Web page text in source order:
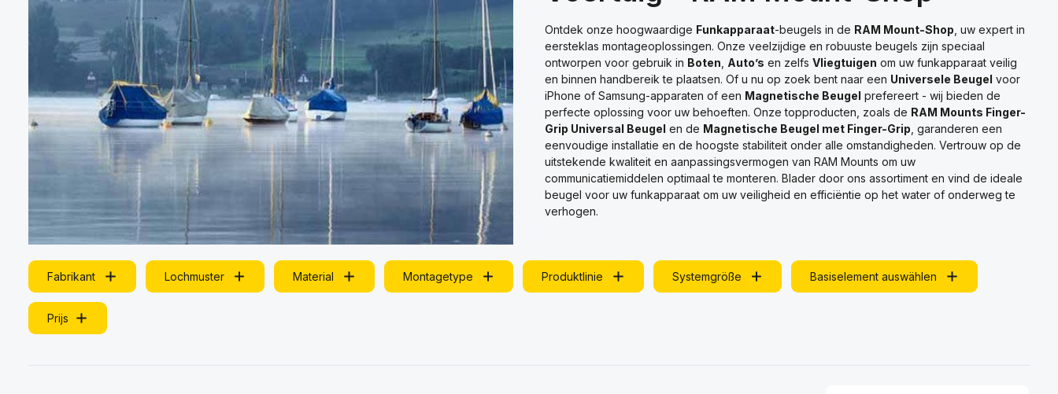
Ontdek onze hoogwaardige Funkapparaat-beugels in de RAM Mount-Shop , uw expert in
eersteklas montageoplossingen. Onze veelzijdige en robuuste beugels zijn speciaal
ontworpen voor gebruik in Boten Auto’s en zelfs Vliegtuigen om uw funkapparaat veilig
en binnen handbereik te plaatsen. Of u nu op zoek bent naar een Universele Beugel voor
iPhone of Samsung-apparaten of een Magnetische Beugel prefereert - wij bieden de
perfecte oplossing voor uw behoeften. Onze topproducten, zoals de RAM Mounts Finger-
Grip Universal Beugel en de Magnetische Beugel met Finger-Grip , garanderen een
eenvoudige installatie en de hoogste stabiliteit onder alle omstandigheden. Vertrouw op de
uitstekende kwaliteit en aanpassingsvermogen van RAM Mounts om uw
communicatiemiddelen optimaal te monteren. Blader door ons assortiment en vind de ideale
beugel voor uw funkapparaat om uw veiligheid en efficiëntie op het water of onderweg te
verhogen.
Fabrikant Lochmuster Material Montagetype Produktlinie Systemgröße Basiselement auswählen
Prijs